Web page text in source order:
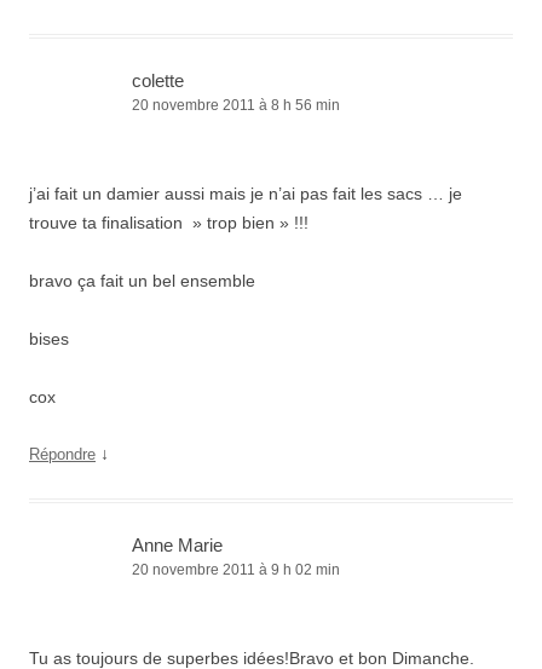
colette
20 novembre 2011 à 8 h 56 min
j’ai fait un damier aussi mais je n’ai pas fait les sacs … je
trouve ta finalisation » trop bien » !!!
bravo ça fait un bel ensemble
bises
cox
Répondre ↓
Anne Marie
20 novembre 2011 à 9 h 02 min
Tu as toujours de superbes idées!Bravo et bon Dimanche.